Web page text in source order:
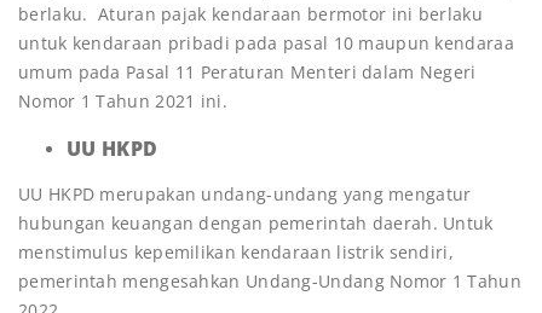
berlaku. Aturan pajak kendaraan bermotor ini berlaku
untuk kendaraan pribadi pada pasal 10 maupun kendaraa
umum pada Pasal 11 Peraturan Menteri dalam Negeri
Nomor 1 Tahun 2021 ini.
UU HKPD
UU HKPD merupakan undang-undang yang mengatur
hubungan keuangan dengan pemerintah daerah. Untuk
menstimulus kepemilikan kendaraan listrik sendiri,
pemerintah mengesahkan Undang-Undang Nomor 1 Tahun